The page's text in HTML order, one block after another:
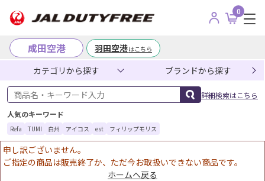
0
成田空港 羽田空港はこちら
カテゴリから探す ブランドから探す
商品名・キーワード入力
詳細検索はこちら
人気のキーワード
Refa TUMI 白州 アイコス est フィリップモリス
申し訳ございません。
ご指定の商品は販売終了か、ただ今お取扱いできない商品です。
ホームへ戻る